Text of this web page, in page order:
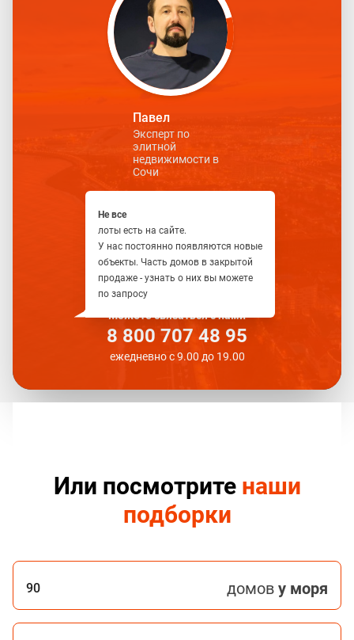
Можете связаться с нами
8 800 707 48 95
ежедневно с 9.00 до 19.00
Павел
Эксперт по
элитной
недвижимости в
Сочи
Не все
лоты есть на сайте.
У нас постоянно появляются новые
объекты. Часть домов в закрытой
продаже - узнать о них вы можете
по запросу
Или посмотрите наши
подборки
90 домов у моря